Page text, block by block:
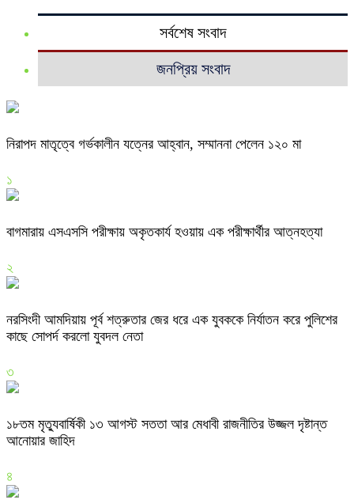
সর্বশেষ সংবাদ
জনপ্রিয় সংবাদ
নিরাপদ মাতৃত্বে গর্ভকালীন যত্নের আহ্বান, সম্মাননা পেলেন ১২০ মা
১
বাগমারায় এসএসসি পরীক্ষায় অকৃতকার্য হওয়ায় এক পরীক্ষার্থীর আত্নহত্যা
২
নরসিংদী আমদিয়ায় পূর্ব শত্রুতার জের ধরে এক যুবককে নির্যাতন করে পুলিশের
কাছে সোপর্দ করলো যুবদল নেতা
৩
১৮তম মৃত্যুবার্ষিকী ১৩ আগস্ট সততা আর মেধাবী রাজনীতির উজ্জল দৃষ্টান্ত
আনোয়ার জাহিদ
৪